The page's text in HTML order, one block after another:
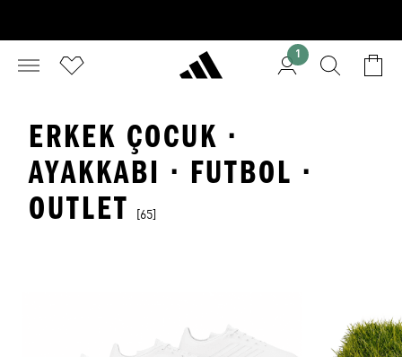
1
ERKEK ÇOCUK ·
AYAKKABI · FUTBOL ·
OUTLET
[65]